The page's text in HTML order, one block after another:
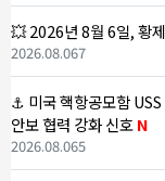
💥 2026년 8월 6일, 황
2026.08.067
⚓ 미국 핵항공모함
안보 협력 강화 신호N
2026.08.065